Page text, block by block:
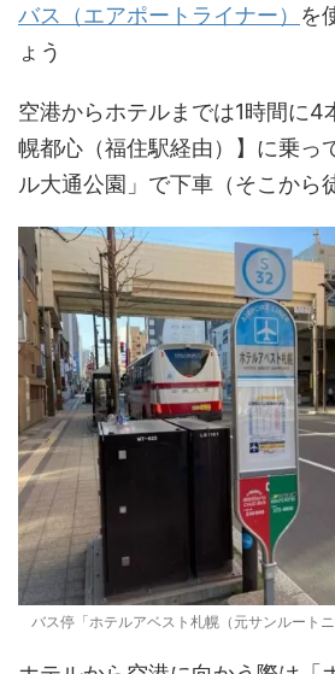
バス（エアポートライナー） を
ょう
空港からホテルまでは1時間に4
幌都心（福住駅経由）】に乗っ
ル大通公園」で下車（そこから
バス停「ホテルアベスト札幌（元サンルート